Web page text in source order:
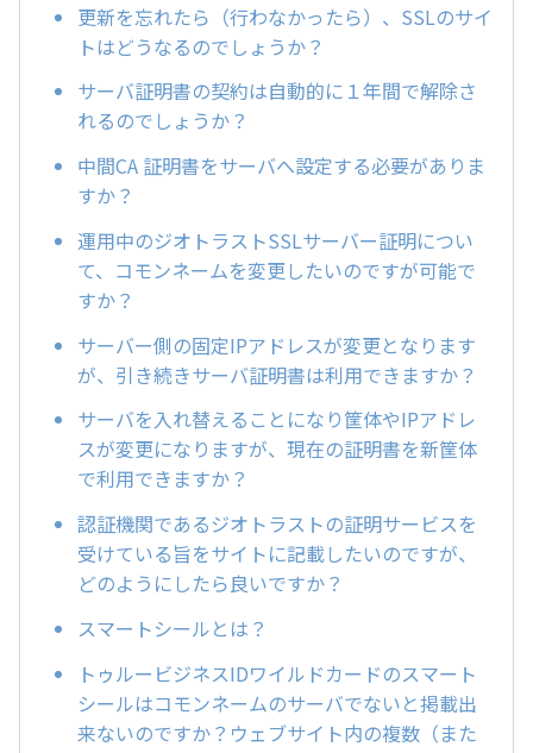
更新を忘れたら（行わなかったら）、SSLのサイ
トはどうなるのでしょうか？
サーバ証明書の契約は自動的に１年間で解除さ
れるのでしょうか？
中間CA 証明書をサーバへ設定する必要がありま
すか？
運用中のジオトラストSSLサーバー証明につい
て、コモンネームを変更したいのですが可能で
すか？
サーバー側の固定IPアドレスが変更となります
が、引き続きサーバ証明書は利用できますか？
サーバを入れ替えることになり筐体やIPアドレ
スが変更になりますが、現在の証明書を新筐体
で利用できますか？
認証機関であるジオトラストの証明サービスを
受けている旨をサイトに記載したいのですが、
どのようにしたら良いですか？
スマートシールとは？
トゥルービジネスIDワイルドカードのスマート
シールはコモンネームのサーバでないと掲載出
来ないのですか？ウェブサイト内の複数（また